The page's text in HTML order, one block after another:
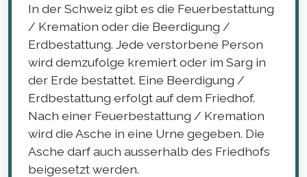
In der Schweiz gibt es die Feuerbestattung
/ Kremation oder die Beerdigung /
Erdbestattung. Jede verstorbene Person
wird demzufolge kremiert oder im Sarg in
der Erde bestattet. Eine Beerdigung /
Erdbestattung erfolgt auf dem Friedhof.
Nach einer Feuerbestattung / Kremation
wird die Asche in eine Urne gegeben. Die
Asche darf auch ausserhalb des Friedhofs
beigesetzt werden.